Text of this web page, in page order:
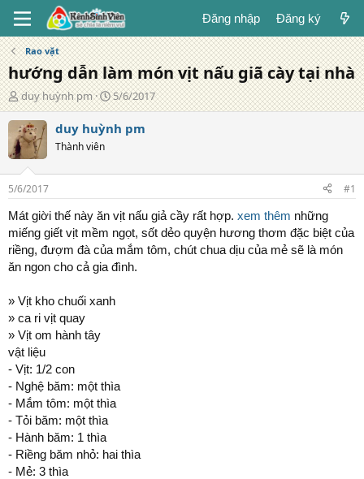
Đăng nhập Đăng ký
Rao vặt
hướng dẫn làm món vịt nấu giã cày tại nhà
T
á
c
g
i
ả
duy huỳnh pm
N
g
à
g
5/6/2017
duy huỳnh pm
Thành viên
5/6/2017
#1
Mát giời thế này ăn vịt nấu giả cầy rất hợp. xem thêm những
miếng giết vịt mềm ngọt, sốt dẻo quyện hương thơm đặc biệt của
riềng, đượm đà của mắm tôm, chút chua dịu của mẻ sẽ là món
ăn ngon cho cả gia đình.
» Vịt kho chuối xanh
» ca ri vịt quay
» Vịt om hành tây
vật liệu
- Vịt: 1/2 con
- Nghệ băm: một thìa
- Mắm tôm: một thìa
- Tỏi băm: một thìa
- Hành băm: 1 thìa
- Riềng băm nhỏ: hai thìa
- Mẻ: 3 thìa